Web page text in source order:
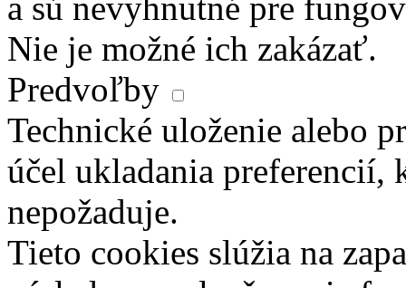
Nie je možné ich zakázať.
Predvoľby
Technické uloženie alebo
účel ukladania preferencií,
nepožaduje.
Tieto cookies slúžia na